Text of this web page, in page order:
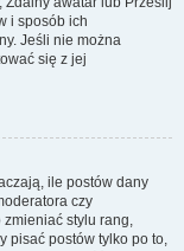
i sposób ich
Jeśli nie można
się z jej
ile postów dany
czy
stylu rang,
pisać postów tylko po to,